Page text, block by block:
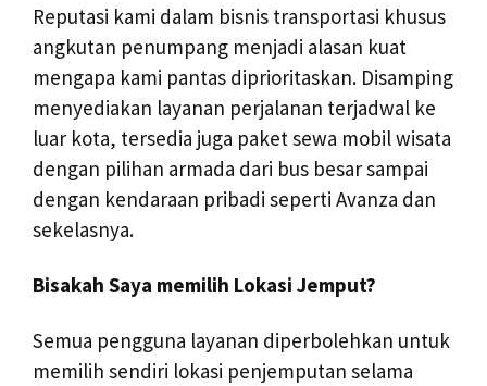
Reputasi kami dalam bisnis transportasi khusus
angkutan penumpang menjadi alasan kuat
mengapa kami pantas diprioritaskan. Disamping
menyediakan layanan perjalanan terjadwal ke
luar kota, tersedia juga paket sewa mobil wisata
dengan pilihan armada dari bus besar sampai
dengan kendaraan pribadi seperti Avanza dan
sekelasnya.
Bisakah Saya memilih Lokasi Jemput?
Semua pengguna layanan diperbolehkan untuk
memilih sendiri lokasi penjemputan selama